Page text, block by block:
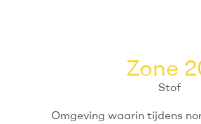
Zone
Stof
Omgeving waarin tijdens